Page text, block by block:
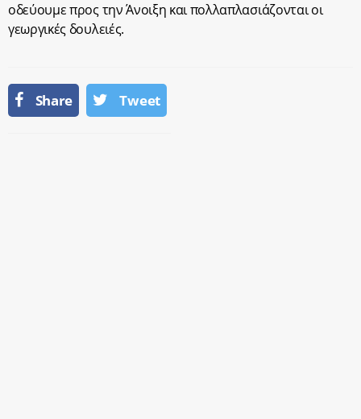
οδεύουμε προς την Άνοιξη και πολλαπλασιάζονται οι
γεωργικές δουλειές.
Share Tweet